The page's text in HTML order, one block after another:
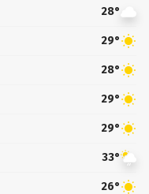
28°
29°
28°
29°
29°
33°
26°